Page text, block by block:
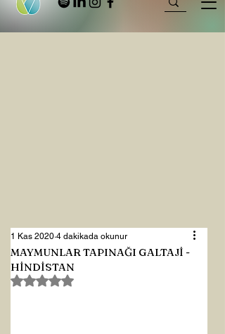
MAYMUNLAR TAPINAĞI GALTAJİ -
HİNDİSTAN
1 Kas 2020 4 dakikada okunur
5 üzerinden NaN yıldız